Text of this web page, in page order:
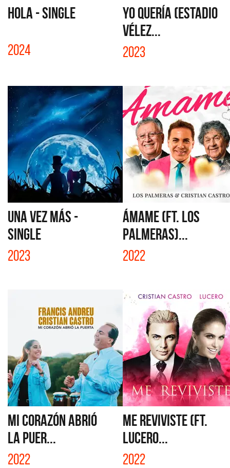
HOLA - SINGLE
2024
YO QUERÍA (ESTADIO
VÉLEZ...
2023
UNA VEZ MÁS -
SINGLE
2023
ÁMAME (FT. LOS
PALMERAS)...
2022
MI CORAZÓN ABRIÓ
LA PUER...
2022
ME REVIVISTE (FT.
LUCERO...
2022